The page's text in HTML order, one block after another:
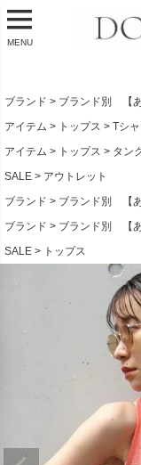
MENU
ブランド ブランド別 【あ
アイテム
トップス
Tシ
アイテム
トップス
タン
SALE
アウトレット
ブランド
ブランド別 【あ
ブランド
ブランド別 【あ
SALE
トップス